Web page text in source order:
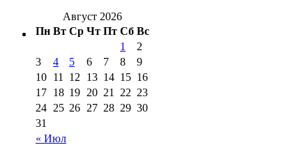
Август 2026
Пн Вт Ср Чт Пт Сб Вс
« Июл
1
2
3
4 5 6 7 8
9
10 11 12 13 14 15 16
17 18 19 20 21 22 23
24 25 26 27 28 29 30
31